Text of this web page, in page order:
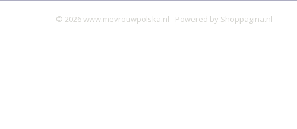
© 2026 www.mevrouwpolska.nl - Powered by Shoppagina.nl